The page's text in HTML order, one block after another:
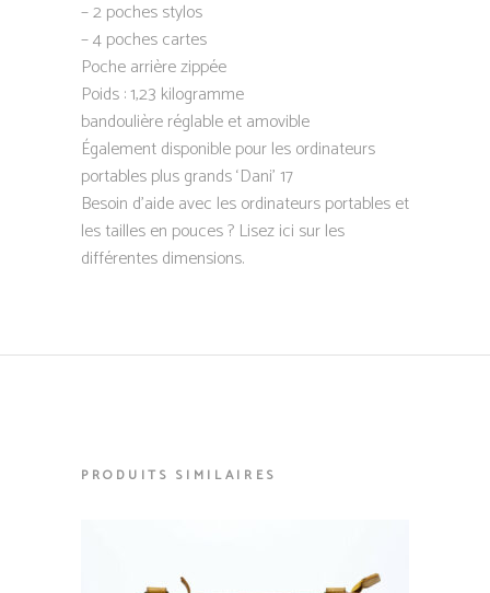
– 2 poches stylos
– 4 poches cartes
Poche arrière zippée
Poids : 1,23 kilogramme
bandoulière réglable et amovible
Également disponible pour les ordinateurs
portables plus grands ‘Dani’ 17
Besoin d’aide avec les ordinateurs portables et
les tailles en pouces ? Lisez ici sur les
différentes dimensions.
PRODUITS SIMILAIRES